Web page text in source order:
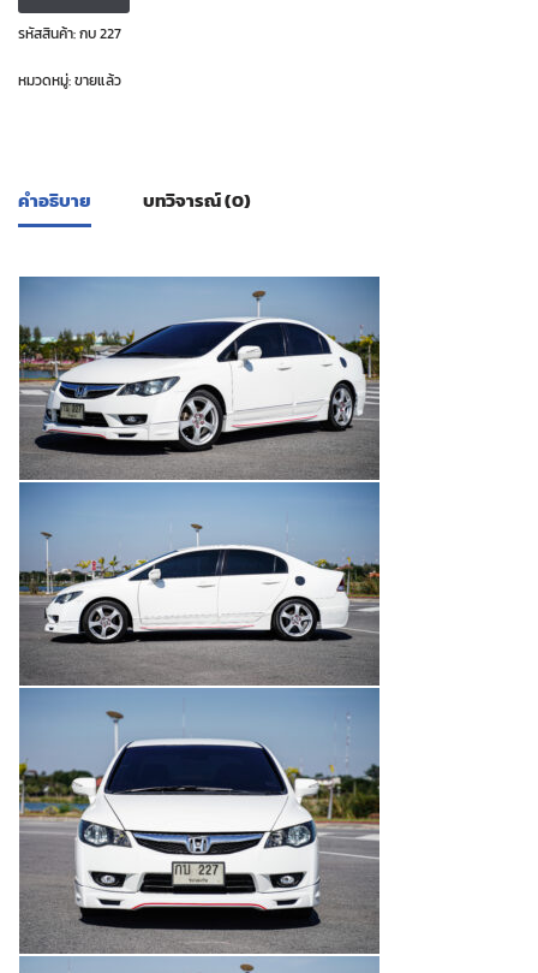
รหัสสินค้า:กบ 227
หมวดหมู่:ขายแล้ว
คำอธิบาย บทวิจารณ์ (0)